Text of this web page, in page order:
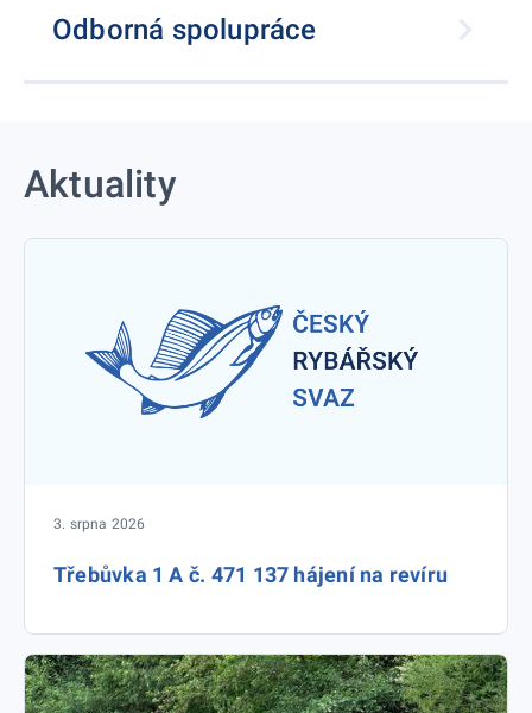
Odborná spolupráce
Aktuality
3. srpna 2026
Třebůvka 1 A č. 471 137 hájení na revíru